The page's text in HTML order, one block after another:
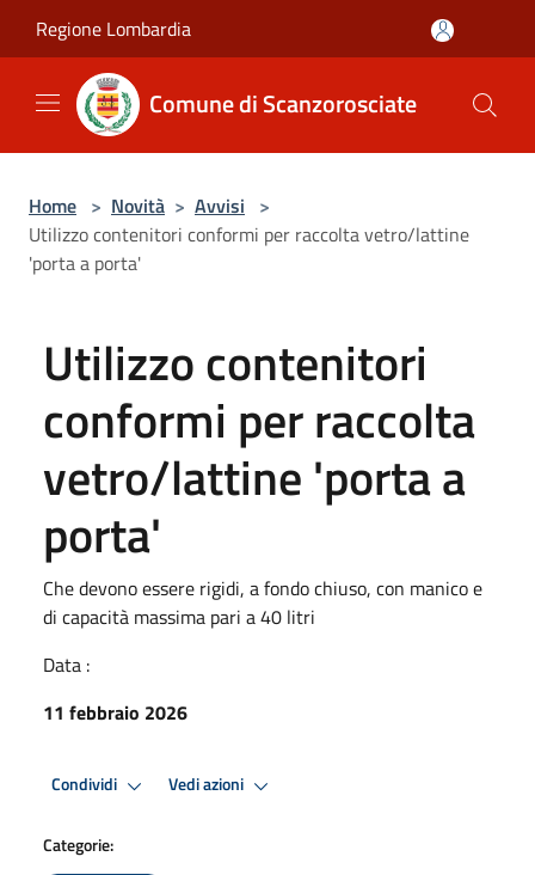
Regione Lombardia
Comune di Scanzorosciate
Home > Novità > Avvisi >
Utilizzo contenitori conformi per raccolta vetro/lattine
'porta a porta'
Utilizzo contenitori
conformi per raccolta
vetro/lattine 'porta a
porta'
Che devono essere rigidi, a fondo chiuso, con manico e
di capacità massima pari a 40 litri
Data :
11 febbraio 2026
Condividi Vedi azioni
Categorie: